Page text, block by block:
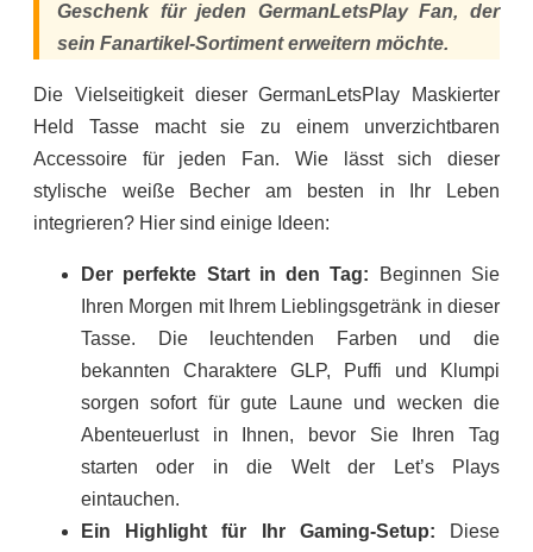
Geschenk für jeden GermanLetsPlay Fan, der
sein Fanartikel-Sortiment erweitern möchte.
Die Vielseitigkeit dieser GermanLetsPlay Maskierter
Held Tasse macht sie zu einem unverzichtbaren
Accessoire für jeden Fan. Wie lässt sich dieser
stylische weiße Becher am besten in Ihr Leben
integrieren? Hier sind einige Ideen:
Der perfekte Start in den Tag: Beginnen Sie
Ihren Morgen mit Ihrem Lieblingsgetränk in dieser
Tasse. Die leuchtenden Farben und die
bekannten Charaktere GLP, Puffi und Klumpi
sorgen sofort für gute Laune und wecken die
Abenteuerlust in Ihnen, bevor Sie Ihren Tag
starten oder in die Welt der Let’s Plays
eintauchen.
Ein Highlight für Ihr Gaming-Setup: Diese